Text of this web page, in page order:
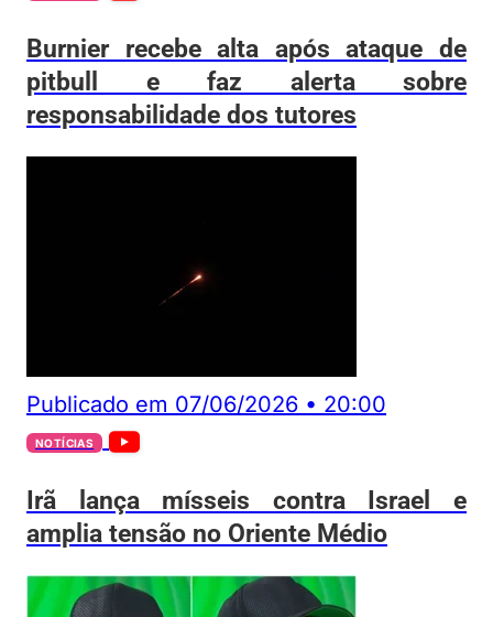
Burnier recebe alta após ataque de
pitbull e faz alerta sobre
responsabilidade dos tutores
Publicado em 07/06/2026 • 20:00
NOTÍCIAS
Irã lança mísseis contra Israel e
amplia tensão no Oriente Médio